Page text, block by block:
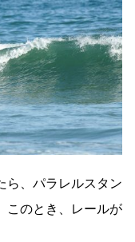
ら、パラレルスタン
このとき、レールが